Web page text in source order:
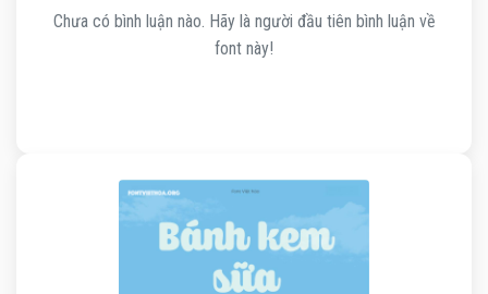
Chưa có bình luận nào. Hãy là người đầu tiên bình luận về
font này!